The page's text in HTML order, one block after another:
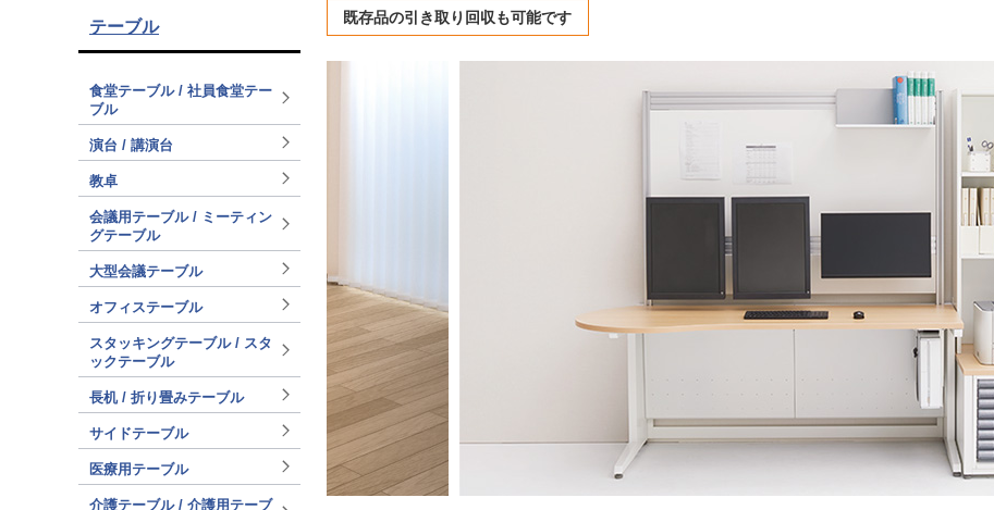
既存品の引き取り回収も可能です
テーブル
食堂テーブル / 社員食堂テー
ブル
演台 / 講演台
教卓
会議用テーブル / ミーティン
グテーブル
大型会議テーブル
オフィステーブル
スタッキングテーブル / スタ
ックテーブル
長机 / 折り畳みテーブル
サイドテーブル
医療用テーブル
介護テーブル / 介護用テーブ